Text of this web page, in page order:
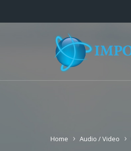
Home Audio / Video